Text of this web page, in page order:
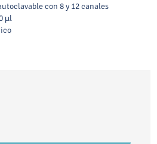
con 8 y 12 canales
µl